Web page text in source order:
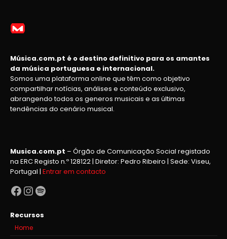
Música.com.pt é o destino definitivo para os amantes
da música portuguesa e internacional.
Somos uma plataforma online que têm como objetivo
compartilhar notícias, análises e conteúdo exclusivo,
abrangendo todos os generos musicais e as últimas
tendências do cenário musical.
Musica.com.pt – Órgão de Comunicação Social registado
na ERC Registo n.º 128122 | Diretor: Pedro Ribeiro | Sede: Viseu,
Portugal | Entrar em contacto
Facebook
Instagram
Spotify
Recursos
Home